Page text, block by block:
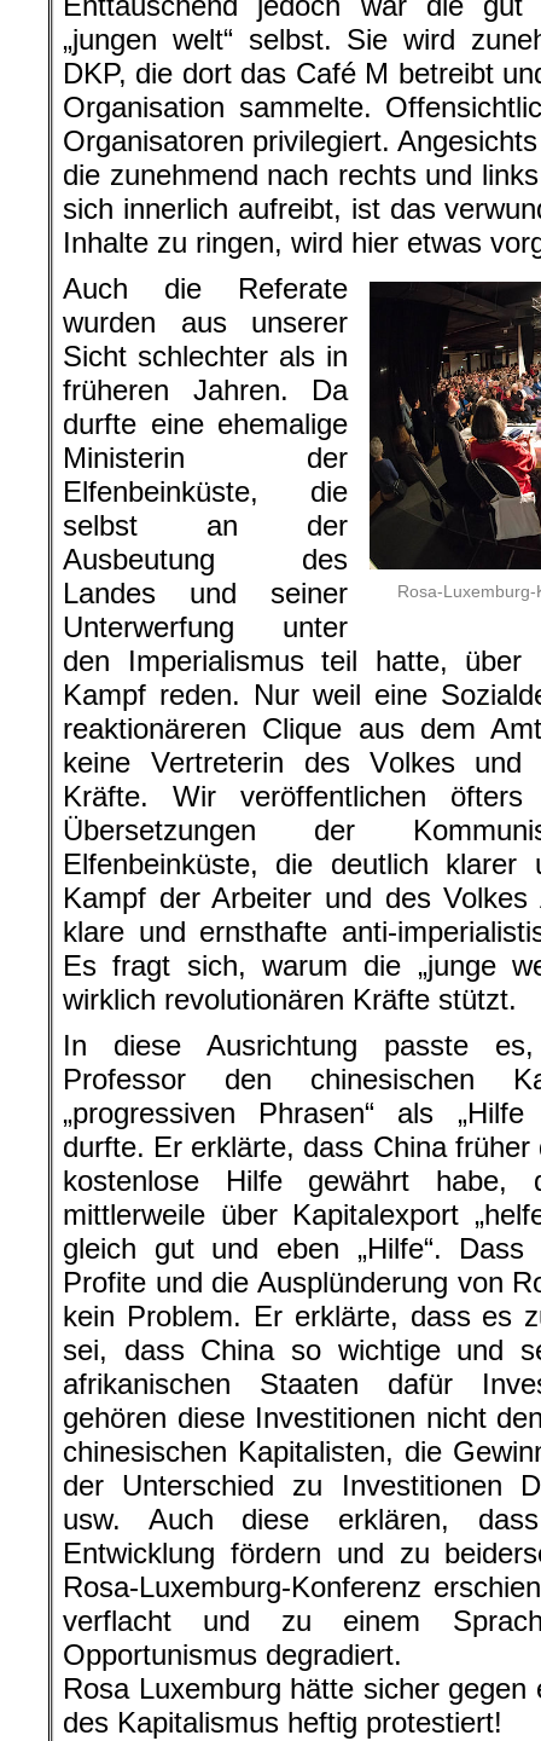
„jungen welt“ selbst. Sie wird
DKP, die dort das Café M betreibt
Organisation sammelte.
Organisatoren privilegiert.
die zunehmend nach rechts und
sich innerlich aufreibt, ist das
Inhalte zu ringen, wird hier etwas
Rosa-
Auch die Referate
wurden aus unserer
Sicht schlechter als in
früheren Jahren. Da
durfte eine ehemalige
Ministerin der
Elfenbeinküste, die
selbst an der
Ausbeutung des
Landes und seiner
Unterwerfung unter
den Imperialismus teil hatte, über
Kampf reden. Nur weil eine
reaktionäreren Clique aus dem
keine Vertreterin des Volkes und
Kräfte. Wir veröffentlichen
Übersetzungen der
Elfenbeinküste, die deutlich klarer
Kampf der Arbeiter und des
klare und ernsthafte anti-
Es fragt sich, warum die „junge
wirklich revolutionären Kräfte stützt.
In diese Ausrichtung passte
Professor den chinesischen
„progressiven Phrasen“ als
durfte. Er erklärte, dass China
kostenlose Hilfe gewährt habe,
mittlerweile über Kapitalexport
gleich gut und eben „Hilfe“.
Profite und die Ausplünderung von
kein Problem. Er erklärte, dass es
sei, dass China so wichtige und
afrikanischen Staaten dafür
gehören diese Investitionen nicht
chinesischen Kapitalisten, die
der Unterschied zu Investitionen
usw. Auch diese erklären,
Entwicklung fördern und zu
Rosa-Luxemburg-Konferenz
verflacht und zu einem
Opportunismus degradiert.
Rosa Luxemburg hätte sicher gegen
des Kapitalismus heftig protestiert!